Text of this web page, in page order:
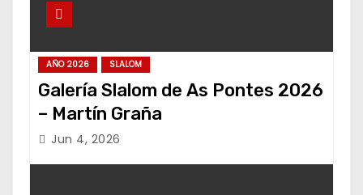
AÑO 2026 SLALOM
Galería Slalom de As Pontes 2026
– Martín Graña
Jun 4, 2026